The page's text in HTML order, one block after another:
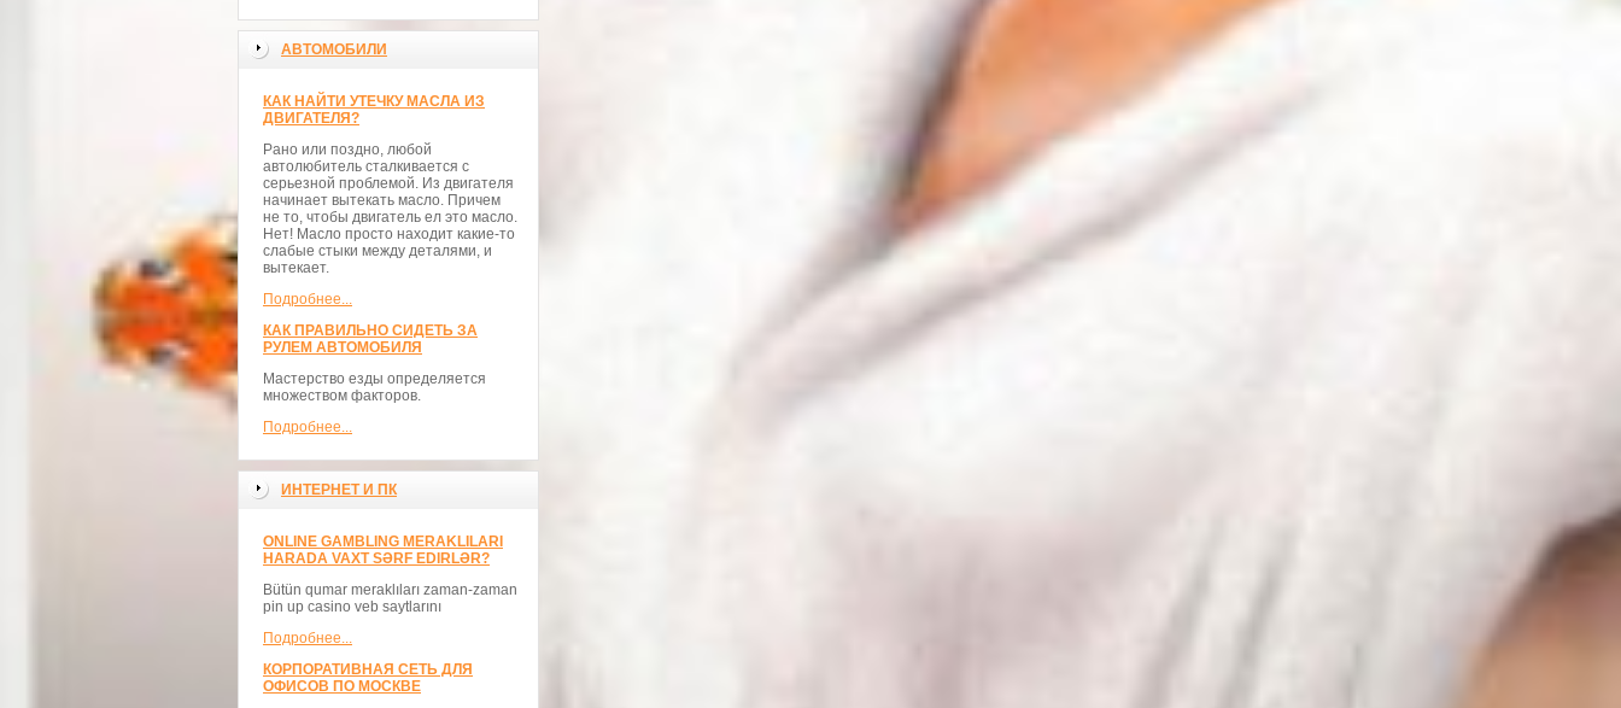
АВТОМОБИЛИ
КАК НАЙТИ УТЕЧКУ МАСЛА ИЗ
ДВИГАТЕЛЯ?
Рано или поздно, любой
автолюбитель сталкивается с
серьезной проблемой. Из двигателя
начинает вытекать масло. Причем
не то, чтобы двигатель ел это масло.
Нет! Масло просто находит какие-то
слабые стыки между деталями, и
вытекает.
Подробнее...
КАК ПРАВИЛЬНО СИДЕТЬ ЗА
РУЛЕМ АВТОМОБИЛЯ
Мастерство езды определяется
множеством факторов.
Подробнее...
ИНТЕРНЕТ И ПК
ONLINE GAMBLING MERAKLILARI
HARADA VAXT SƏRF EDIRLƏR?
Bütün qumar meraklıları zaman-zaman
pin up casino veb saytlarını
Подробнее...
КОРПОРАТИВНАЯ СЕТЬ ДЛЯ
ОФИСОВ ПО МОСКВЕ